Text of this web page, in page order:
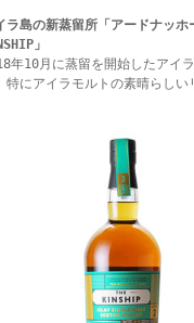
ラ島の新蒸留所「アードナッ
」
年10月に蒸留を開始したアイ
特にアイラモルトの素晴らし